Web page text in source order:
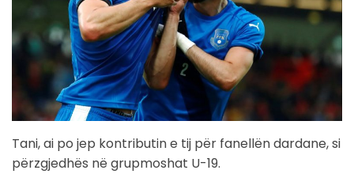
Tani, ai po jep kontributin e tij për fanellën dardane, si
përzgjedhës në grupmoshat U-19.